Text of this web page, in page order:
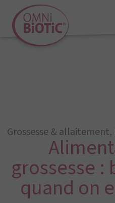
Grossesse & allaitement,
grossesse :
quand on